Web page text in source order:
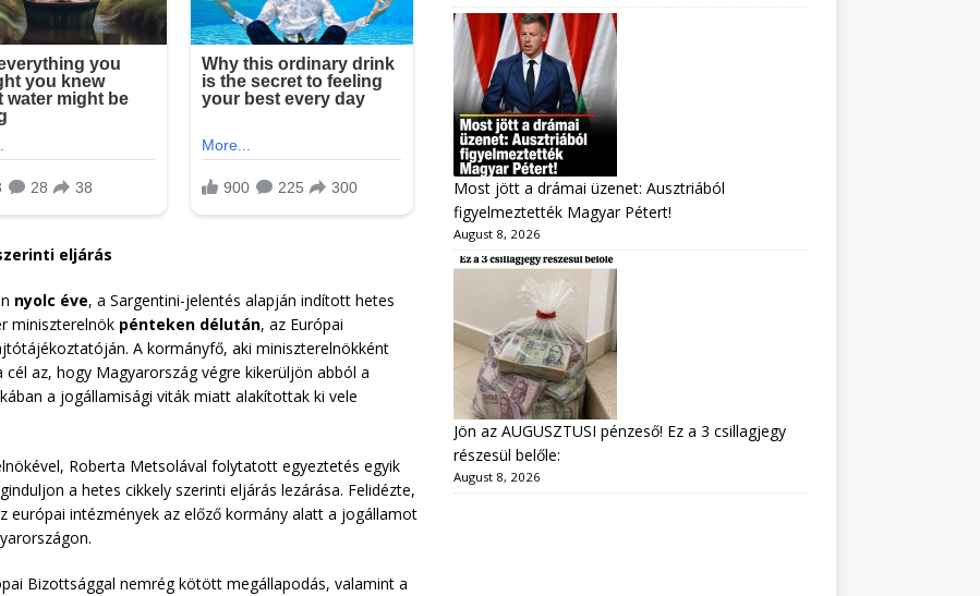
eljárás
nyolc éve, a Sargentini-jelentés alapján indított hetes
miniszterelnök pénteken délután, az Európai
A kormányfő, aki miniszterelnökként
az, hogy Magyarország végre kikerüljön abból a
a jogállamisági viták miatt alakítottak ki vele
Roberta Metsolával folytatott egyeztetés egyik
a hetes cikkely szerinti eljárás lezárása. Felidézte,
intézmények az előző kormány alatt a jogállamot
Bizottsággal nemrég kötött megállapodás, valamint a
Most jött a drámai üzenet: Ausztriából
figyelmeztették Magyar Pétert!
August 8, 2026
Jön az AUGUSZTUSI pénzeső! Ez a 3 csillagjegy
részesül belőle:
August 8, 2026